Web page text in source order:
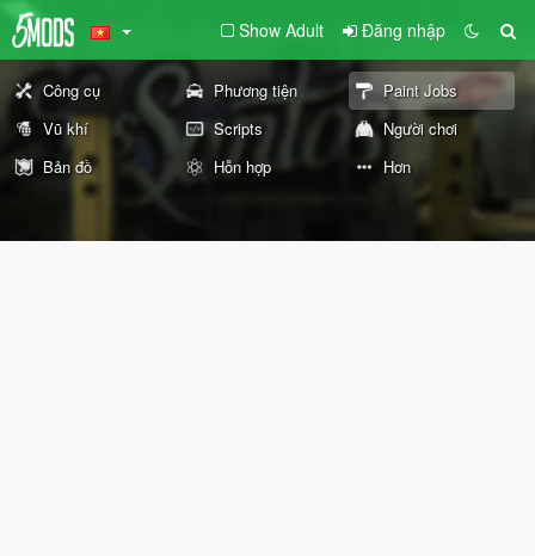
Show Adult Đăng nhập
Công cụ Phương tiện
Paint Jobs
Vũ khí
Scripts
Người chơi
Bản đồ
Hỗn hợp Hơn